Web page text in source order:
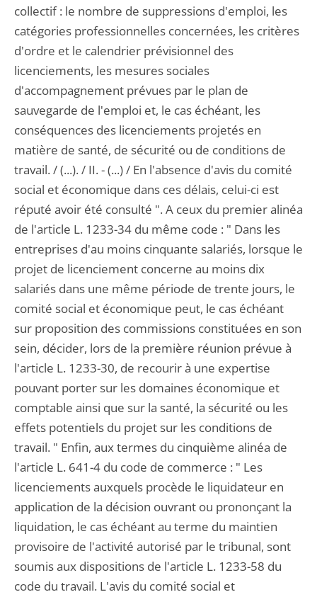
collectif : le nombre de suppressions d'emploi, les
catégories professionnelles concernées, les critères
d'ordre et le calendrier prévisionnel des
licenciements, les mesures sociales
d'accompagnement prévues par le plan de
sauvegarde de l'emploi et, le cas échéant, les
conséquences des licenciements projetés en
matière de santé, de sécurité ou de conditions de
travail. / (...). / II. - (...) / En l'absence d'avis du comité
social et économique dans ces délais, celui-ci est
réputé avoir été consulté ". A ceux du premier alinéa
de l'article L. 1233-34 du même code : " Dans les
entreprises d'au moins cinquante salariés, lorsque le
projet de licenciement concerne au moins dix
salariés dans une même période de trente jours, le
comité social et économique peut, le cas échéant
sur proposition des commissions constituées en son
sein, décider, lors de la première réunion prévue à
l'article L. 1233-30, de recourir à une expertise
pouvant porter sur les domaines économique et
comptable ainsi que sur la santé, la sécurité ou les
effets potentiels du projet sur les conditions de
travail. " Enfin, aux termes du cinquième alinéa de
l'article L. 641-4 du code de commerce : " Les
licenciements auxquels procède le liquidateur en
application de la décision ouvrant ou prononçant la
liquidation, le cas échéant au terme du maintien
provisoire de l'activité autorisé par le tribunal, sont
soumis aux dispositions de l'article L. 1233-58 du
code du travail. L'avis du comité social et